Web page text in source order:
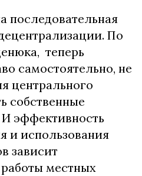
последовательная
По
теперь
самостоятельно, не
центрального
собственные
эффективность
и использования
зависит
местных